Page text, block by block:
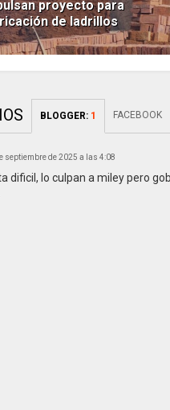
proyecto para
de ladrillos
BLOGGER: 1 FACEBOOK
septiembre de 2025 a las 4:08
dificil, lo culpan a miley pero